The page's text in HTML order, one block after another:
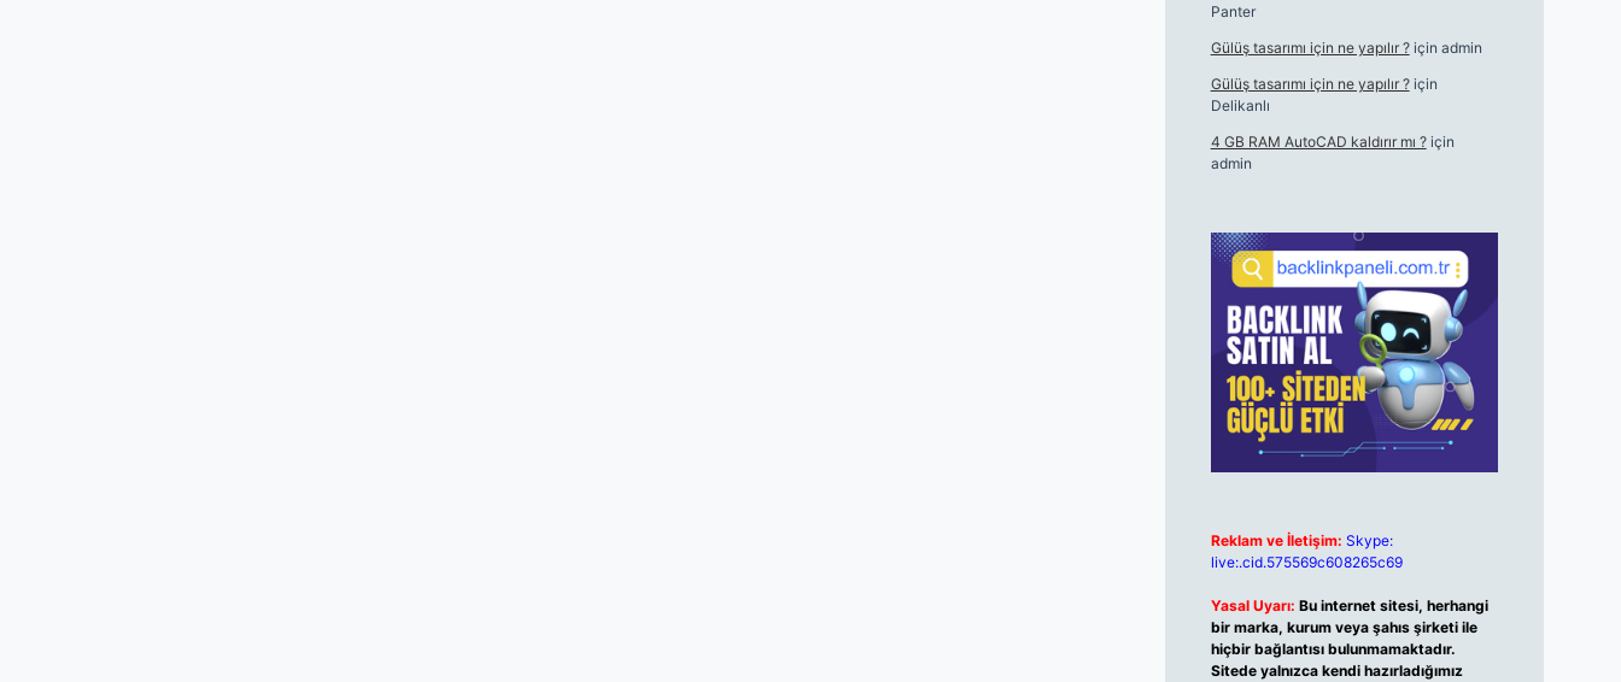
Panter
Gülüş tasarımı için ne yapılır ?için admin
Gülüş tasarımı için ne yapılır ?için
Delikanlı
4 GB RAM AutoCAD kaldırır mı ?için
admin
Reklam ve İletişim: Skype:
live:.cid.575569c608265c69
Yasal Uyarı: Bu internet sitesi, herhangi
bir marka, kurum veya şahıs şirketi ile
hiçbir bağlantısı bulunmamaktadır.
Sitede yalnızca kendi hazırladığımız